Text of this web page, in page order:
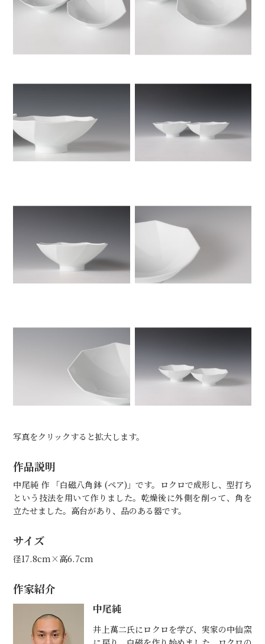
写真をクリックすると拡大します。
作品説明
中尾純 作 「白磁八角鉢 (ペア)」です。ロクロで成形し、型打ち
という技法を用いて作りました。乾燥後に外側を削って、角を
立たせました。高台があり、品のある器です。
サイズ
径17.8cm×高6.7cm
作家紹介
中尾純
井上萬二氏にロクロを学び、実家の中仙窯